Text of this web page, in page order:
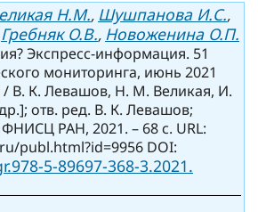
Н.М., Шушпанова И.С.,
Гребняк О.В., Новоженина О.П.
Экспресс-информация. 51
мониторинга, июнь 2021
/ В. К. Левашов, Н. М. Великая, И.
отв. ред. В. К. Левашов;
РАН, 2021. – 68 с. URL:
publ.html?id=9956 DOI:
5-89697-368-3.2021.